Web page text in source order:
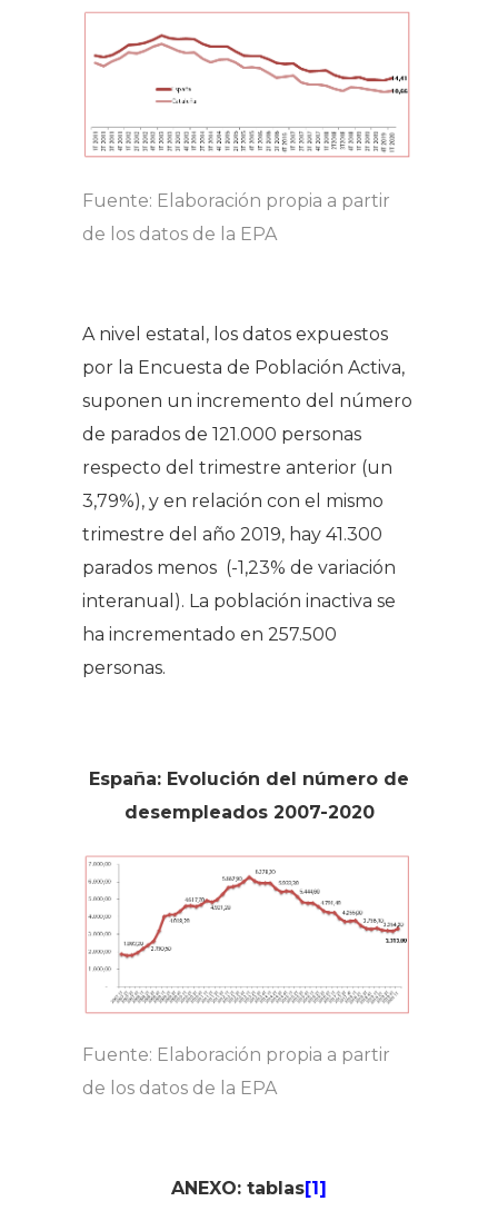
Fuente: Elaboración propia a partir
de los datos de la EPA
A nivel estatal, los datos expuestos
por la Encuesta de Población Activa,
suponen un incremento del número
de parados de 121.000 personas
respecto del trimestre anterior (un
3,79%), y en relación con el mismo
trimestre del año 2019, hay 41.300
parados menos (-1,23% de variación
interanual). La población inactiva se
ha incrementado en 257.500
personas.
España: Evolución del número de
desempleados 2007-2020
Fuente: Elaboración propia a partir
de los datos de la EPA
ANEXO: tablas[1]